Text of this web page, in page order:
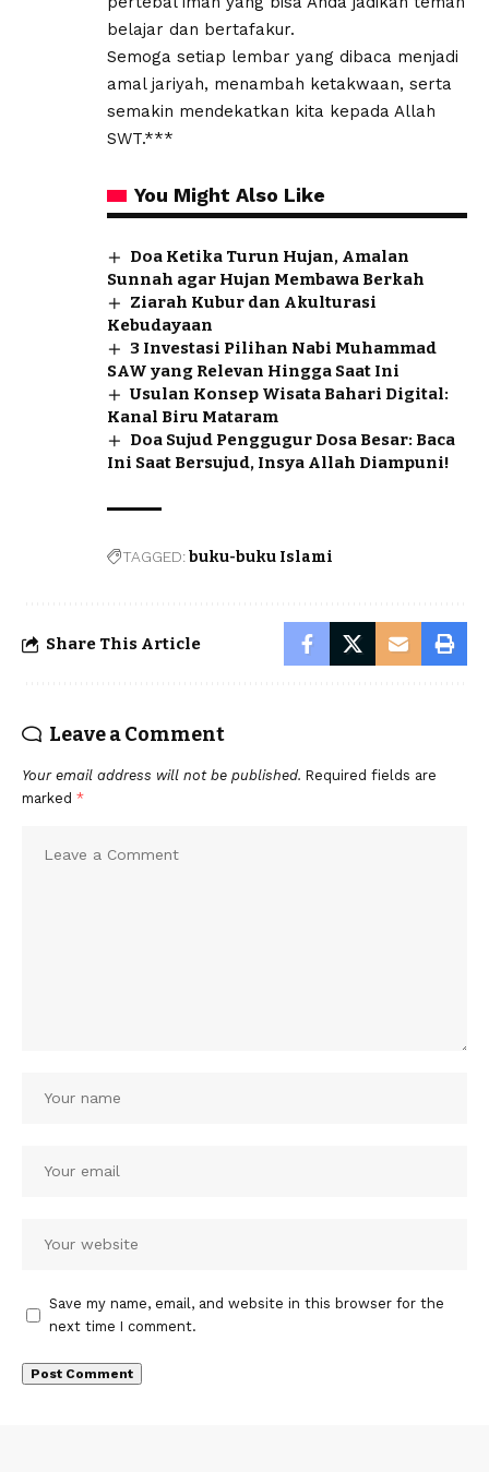
belajar dan bertafakur.
Semoga setiap lembar yang dibaca menjadi
amal jariyah, menambah ketakwaan, serta
semakin mendekatkan kita kepada Allah
SWT.***
You Might Also Like
Doa Ketika Turun Hujan, Amalan
Sunnah agar Hujan Membawa Berkah
Ziarah Kubur dan Akulturasi
Kebudayaan
3 Investasi Pilihan Nabi Muhammad
SAW yang Relevan Hingga Saat Ini
Usulan Konsep Wisata Bahari Digital:
Kanal Biru Mataram
Doa Sujud Penggugur Dosa Besar: Baca
Ini Saat Bersujud, Insya Allah Diampuni!
TAGGED:buku-buku Islami
Share This Article
Leave a Comment
Your email address will not be published. Required fields are
marked *
Save my name, email, and website in this browser for the
next time I comment.